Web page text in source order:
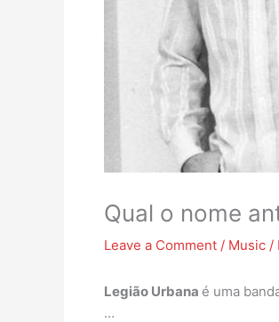
Qual o nome
Leave a Comment / Music /
Legião Urbana é uma
…